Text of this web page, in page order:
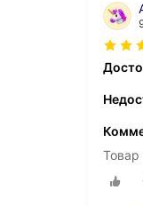
Товар